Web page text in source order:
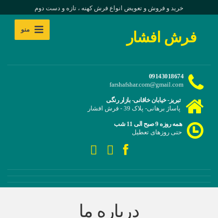
خرید و فروش و تعویض انواع فرش کهنه ، تازه و دست دوم
فرش افشار منو
09143018674
farshafshar.com@gmail.com
تبریز- خیابان خاقانی- بازار رنگی
پاساژ برهانی- پلاک 39 - فرش افشار
همه روزه 9 صبح الی 11 شب
حتی روزهای تعطیل
درباره ما